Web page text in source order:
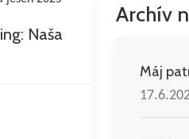
Naša
Archív
Máj